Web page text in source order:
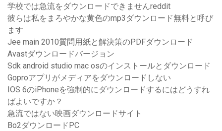
学校では急流をダウンロードできませんreddit
彼らは私をまろやかな黄色のmp3ダウンロード無料と呼び
ます
Jee main 2010質問用紙と解決策のPDFダウンロード
Avastダウンロードバージョン
Sdk android studio mac osのインストールとダウンロード
Goproアプリがメディアをダウンロードしない
IOS 6のiPhoneを強制的にダウンロードするにはどうすれ
ばよいですか？
急流ではない映画ダウンロードサイト
Bo2ダウンロードPC